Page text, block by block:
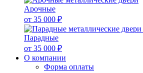
Арочные
от 35 000 ₽
Парадные
от 35 000 ₽
О компании
Форма оплаты